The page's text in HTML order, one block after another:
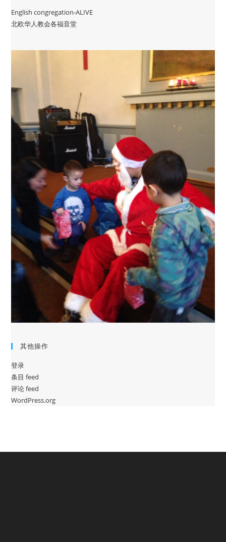
English congregation-ALIVE
北欧华人教会各福音堂
其他操作
登录
条目 feed
评论 feed
WordPress.org